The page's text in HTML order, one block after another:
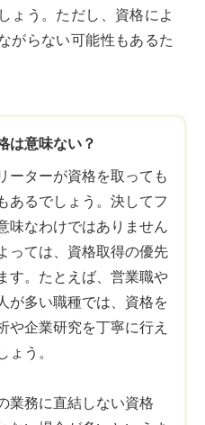
ょう。ただし、資格によ
がらない可能性もあるた
は意味ない？
ーターが資格を取っても
あるでしょう。決してフ
味なわけではありません
っては、資格取得の優先
す。たとえば、営業職や
が多い職種では、資格を
や企業研究を丁寧に行え
う。
業務に直結しない資格